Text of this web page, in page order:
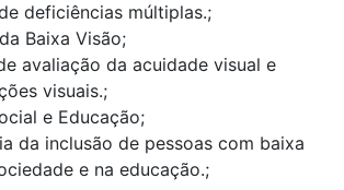
deficiências múltiplas.;
Baixa Visão;
avaliação da acuidade visual e
visuais.;
e Educação;
da inclusão de pessoas com baixa
e na educação.;